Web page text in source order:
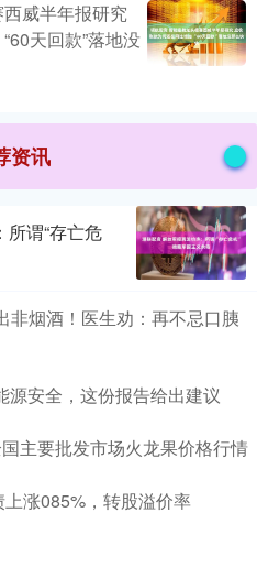
威半年报研究
天回款”落地没
资讯
谓“存亡危
非烟酒！医生劝：再不忌口胰
源安全，这份报告给出建议
主要批发市场火龙果价格行情
涨085%，转股溢价率